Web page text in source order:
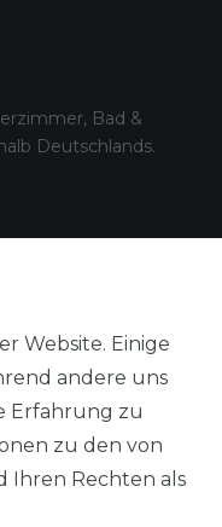
Bad &
Deutschlands.
Website. Einige
andere uns
Erfahrung zu
zu den von
Ihren Rechten als